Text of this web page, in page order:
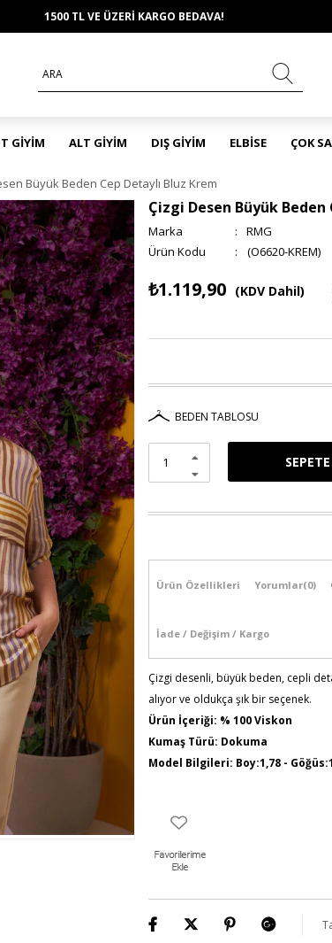
1500 TL VE ÜZERİ KARGO BEDAVA!
GİYİM ALT GİYİM DIŞ GİYİM ELBİSE ÇOK
Büyük Beden Cep Detaylı Bluz Krem
Çizgi Desen Büyük Beden
Marka :
RMG
(O6620-KREM)
₺1.119,90 (KDV Dahil)
BEDEN TABLOSU
Ürün Özellikleri Yorumlar(0)
İade / Değişim / Kargo
Çizgi desenli, büyük beden, cepli
alıyor ve oldukça şık bir seçenek.
Ürün İçeriği: % 100 Viskon
Kumaş Türü: Dokuma
Model Bilgileri: Boy:1,78 -